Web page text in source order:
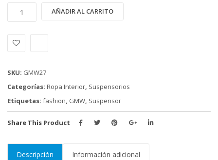
GMW
cantidad
AÑADIR AL CARRITO
SKU: GMW27
Categorías: Ropa Interior, Suspensorios
Etiquetas: fashion, GMW, Suspensor
Share This Product
Descripción Información adicional